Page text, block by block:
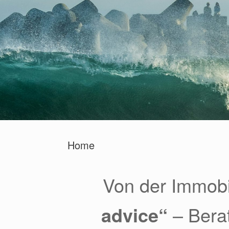
Home
Von der
advice“ –